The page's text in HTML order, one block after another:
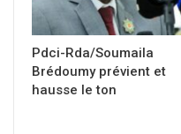
Pdci-Rda/Soumaila
Brédoumy prévient et
hausse le ton